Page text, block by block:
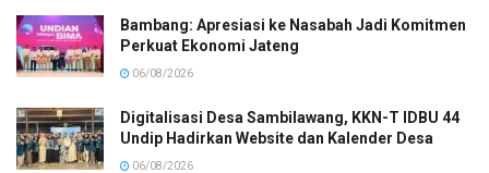
Bambang: Apresiasi ke Nasabah Jadi Komitmen
Perkuat Ekonomi Jateng
06/08/2026
Digitalisasi Desa Sambilawang, KKN-T IDBU 44
Undip Hadirkan Website dan Kalender Desa
06/08/2026